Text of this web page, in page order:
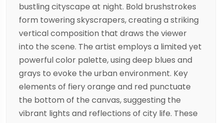
bustling cityscape at night. Bold brushstrokes
form towering skyscrapers, creating a striking
vertical composition that draws the viewer
into the scene. The artist employs a limited yet
powerful color palette, using deep blues and
grays to evoke the urban environment. Key
elements of fiery orange and red punctuate
the bottom of the canvas, suggesting the
vibrant lights and reflections of city life. These